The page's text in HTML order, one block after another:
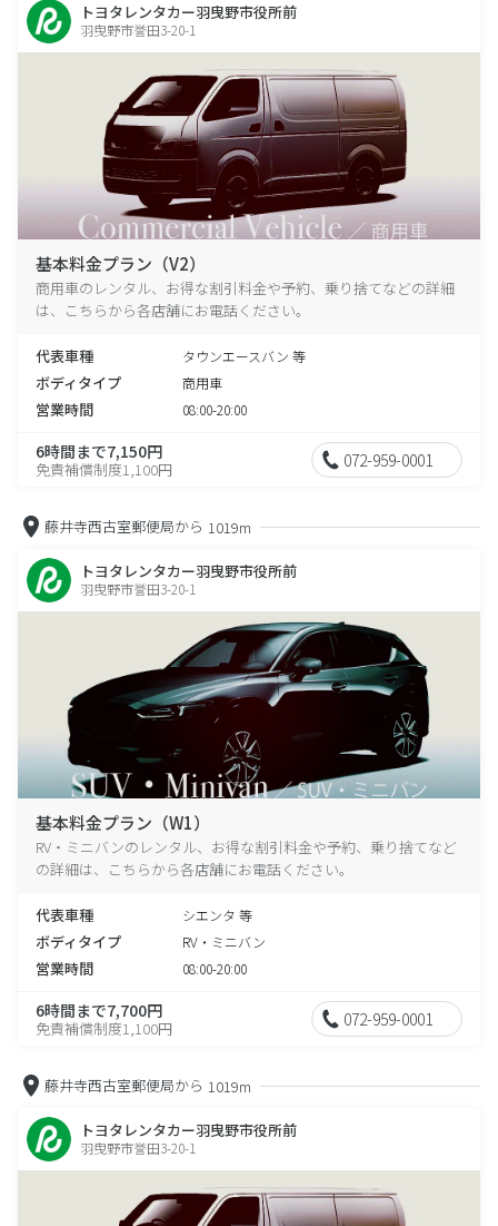
トヨタレンタカー羽曳野市役所前
羽曳野市誉田3-20-1
基本料金プラン（V2）
商用車のレンタル、お得な割引料金や予約、乗り捨てなどの詳細
は、こちらから各店舗にお電話ください。
代表車種 タウンエースバン 等
ボディタイプ 商用車
営業時間 08:00-20:00
6時間まで7,150円
免責補償制度1,100円 072-959-0001
藤井寺西古室郵便局から 1019m
トヨタレンタカー羽曳野市役所前
羽曳野市誉田3-20-1
基本料金プラン（W1）
RV・ミニバンのレンタル、お得な割引料金や予約、乗り捨てなど
の詳細は、こちらから各店舗にお電話ください。
代表車種 シエンタ 等
ボディタイプ RV・ミニバン
営業時間 08:00-20:00
6時間まで7,700円
免責補償制度1,100円 072-959-0001
藤井寺西古室郵便局から 1019m
トヨタレンタカー羽曳野市役所前
羽曳野市誉田3-20-1